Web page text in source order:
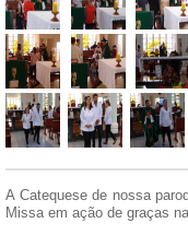
A Catequese de nossa
Missa em ação de graças